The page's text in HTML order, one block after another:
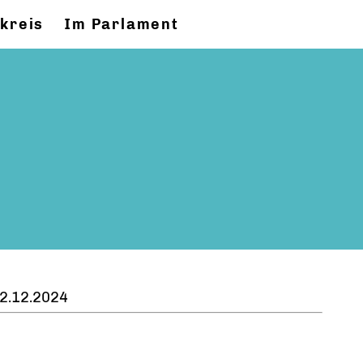
Im Parlament